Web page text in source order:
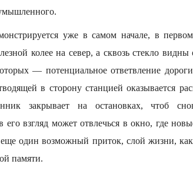
уже в самом начале, в
колее на север, а сквозь стекло видны
— потенциальное ответвление
в сторону станцией оказывается
закрывает на остановках, чтоб
взгляд может отвлечься в окно, где
один возможный приток, слой жизни,
памяти.